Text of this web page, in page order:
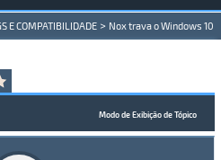
E COMPATIBILIDADE > Nox trava o Windows 10
Modo de Exibição de Tópico